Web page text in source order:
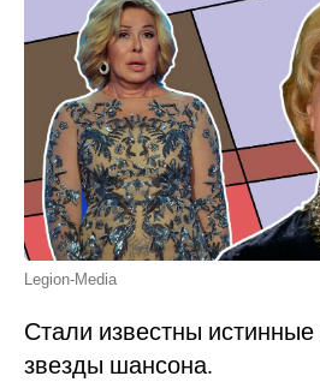
Legion-Media
Стали известны
звезды шансона.